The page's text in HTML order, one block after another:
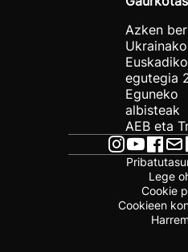
Azken
egutegia
Eguneko
albisteak
AEB eta
Lege
Cookie
Cookieen